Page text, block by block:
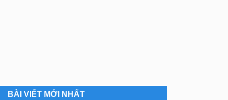
BÀI VIẾT MỚI NHẤT